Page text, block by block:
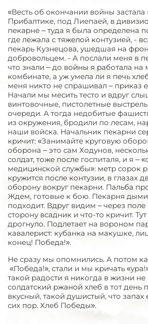
«Весть об окончании войны застала
Прибалтике, под Лиепаей, в
пекарне – туда я была определена
где лежала с тяжелой контузией, -
пекарь Кузнецова, ушедшая на
добровольцем. - А послали меня в
что знали – до войны я работала
комбинате, а уж умела ли я печь
меня никто не спрашивал – приказ
Начали мы месить тесто и вдруг
винтовочные, пистолетные
очереди. А тогда недобитые
из окружения, бродили по лесам,
наши войска. Начальник пекарни
кричит: «Занимайте круговую
оборона – это сам Ходунов,
солдат, тоже после госпиталя, и я –
медицинской службы»: метр сорок
кружится после контузии, в глазах
оборону вокруг пекарни. Пальба
Ждем, готовые к бою. Пекарня
подходит. Вдруг видим – через
сторону всадник и что-то кричит.
дрогнуло. Подлетает на вороном
кавалерист: кубанка на макушке,
конец! Победа!».
Не сразу мы опомнились. А потом
«Победа!», стали и мы кричать
такой радости я никогда в жизни
солдатский ржаной хлеб в тот день
вкусный, такой душистый, что
сих пор. Хлеб Победы».